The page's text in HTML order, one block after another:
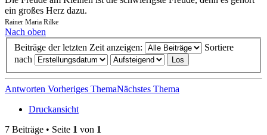
ein großes Herz dazu.
Rainer Maria Rilke
Nach oben
Beiträge der letzten Zeit anzeigen:
Sortiere
nach
Antworten Vorheriges ThemaNächstes Thema
Druckansicht
7 Beiträge • Seite 1 von 1